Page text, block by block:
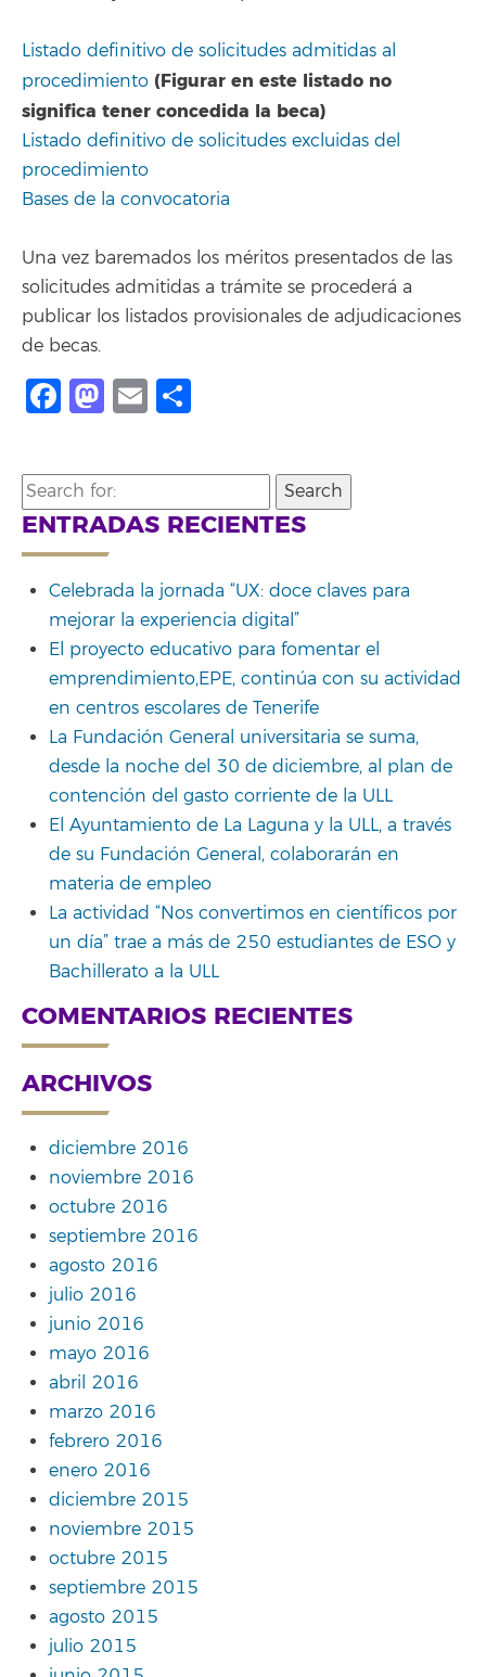
Listado definitivo de solicitudes admitidas al
procedimiento (Figurar en este listado no
significa tener concedida la beca)
Listado definitivo de solicitudes excluidas del
procedimiento
Bases de la convocatoria
Una vez baremados los méritos presentados de las
solicitudes admitidas a trámite se procederá a
publicar los listados provisionales de adjudicaciones
de becas.
Facebook
Mastodon
Email
Search
for:
ENTRADAS RECIENTES
Celebrada la jornada “UX: doce claves para
mejorar la experiencia digital”
El proyecto educativo para fomentar el
emprendimiento,EPE, continúa con su actividad
en centros escolares de Tenerife
La Fundación General universitaria se suma,
desde la noche del 30 de diciembre, al plan de
contención del gasto corriente de la ULL
El Ayuntamiento de La Laguna y la ULL, a través
de su Fundación General, colaborarán en
materia de empleo
La actividad “Nos convertimos en científicos por
un día” trae a más de 250 estudiantes de ESO y
Bachillerato a la ULL
COMENTARIOS RECIENTES
ARCHIVOS
diciembre 2016
noviembre 2016
octubre 2016
septiembre 2016
agosto 2016
julio 2016
junio 2016
mayo 2016
abril 2016
marzo 2016
febrero 2016
enero 2016
diciembre 2015
noviembre 2015
octubre 2015
septiembre 2015
agosto 2015
julio 2015